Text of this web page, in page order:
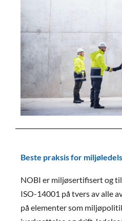
Beste praksis for
NOBI er miljøsertifisert og
ISO-14001 på tvers av alle
på elementer som